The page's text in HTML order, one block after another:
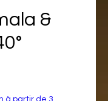
&
à partir de 3